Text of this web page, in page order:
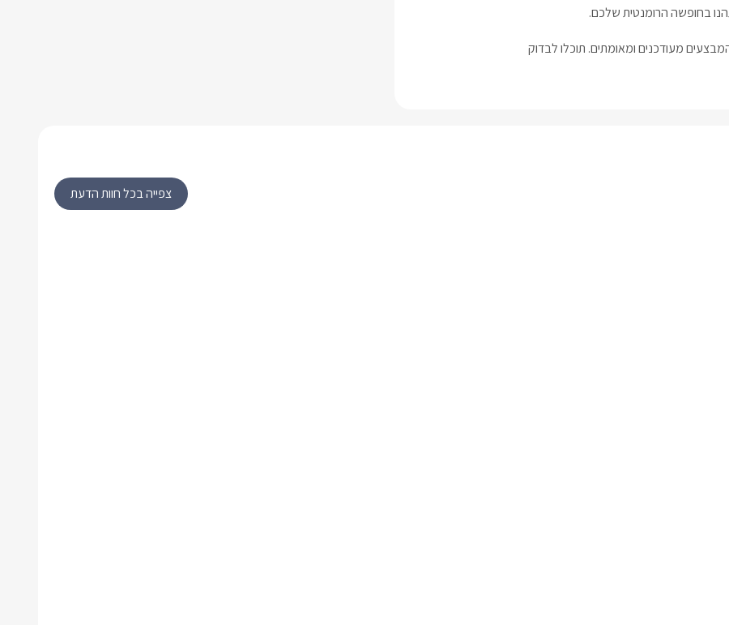
בחופשה הרומנטית שלכם.
מעודכנים ומאומתים. תוכלו לבדוק
צפייה בכל חוות הדעת